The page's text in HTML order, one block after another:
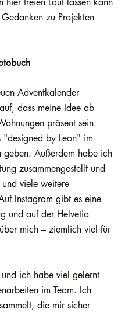
zu Projekten
Adventkalender
dass meine Idee ab
präsent sein
by Leon" im
Außerdem habe ich
zusammengestellt und
und viele weitere
Instagram gibt es eine
und auf der Helvetia
mich – ziemlich viel für
ich habe viel gelernt
im Team. Ich
die mir sicher